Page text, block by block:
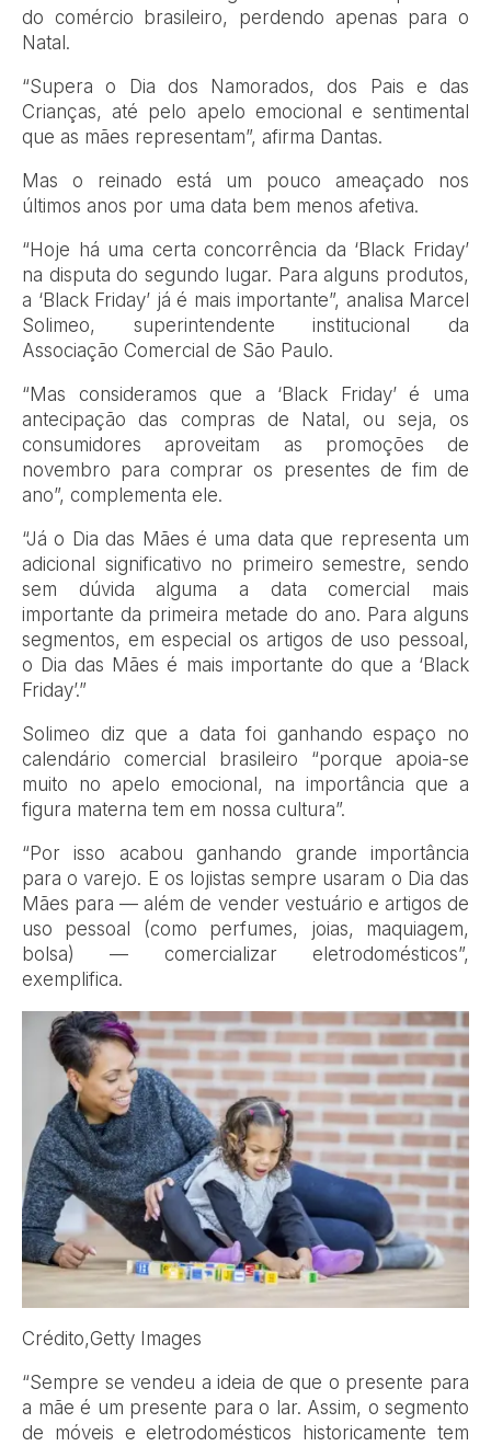
do comércio brasileiro, perdendo apenas para o
Natal.
“Supera o Dia dos Namorados, dos Pais e das
Crianças, até pelo apelo emocional e sentimental
que as mães representam”, afirma Dantas.
Mas o reinado está um pouco ameaçado nos
últimos anos por uma data bem menos afetiva.
“Hoje há uma certa concorrência da ‘Black Friday’
na disputa do segundo lugar. Para alguns produtos,
a ‘Black Friday’ já é mais importante”, analisa Marcel
Solimeo, superintendente institucional da
Associação Comercial de São Paulo.
“Mas consideramos que a ‘Black Friday’ é uma
antecipação das compras de Natal, ou seja, os
consumidores aproveitam as promoções de
novembro para comprar os presentes de fim de
ano”, complementa ele.
“Já o Dia das Mães é uma data que representa um
adicional significativo no primeiro semestre, sendo
sem dúvida alguma a data comercial mais
importante da primeira metade do ano. Para alguns
segmentos, em especial os artigos de uso pessoal,
o Dia das Mães é mais importante do que a ‘Black
Friday’.”
Solimeo diz que a data foi ganhando espaço no
calendário comercial brasileiro “porque apoia-se
muito no apelo emocional, na importância que a
figura materna tem em nossa cultura”.
“Por isso acabou ganhando grande importância
para o varejo. E os lojistas sempre usaram o Dia das
Mães para — além de vender vestuário e artigos de
uso pessoal (como perfumes, joias, maquiagem,
bolsa) — comercializar eletrodomésticos”,
exemplifica.
Crédito,Getty Images
“Sempre se vendeu a ideia de que o presente para
a mãe é um presente para o lar. Assim, o segmento
de móveis e eletrodomésticos historicamente tem